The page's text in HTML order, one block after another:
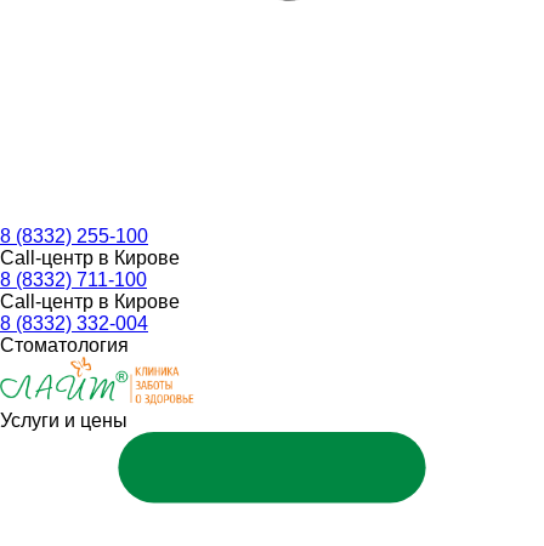
8 (8332) 255-100
Call-центр в Кирове
8 (8332) 711-100
Call-центр в Кирове
8 (8332) 332-004
Стоматология
Услуги и цены